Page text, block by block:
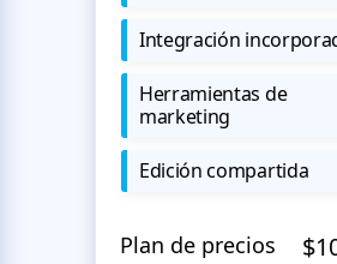
Integración
Herramientas de
marketing
Edición compartida
Plan de precios